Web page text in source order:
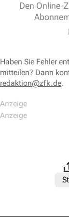
Den Online-
Haben Sie Fehler
mitteilen? Dann
redaktion@zfk.de.